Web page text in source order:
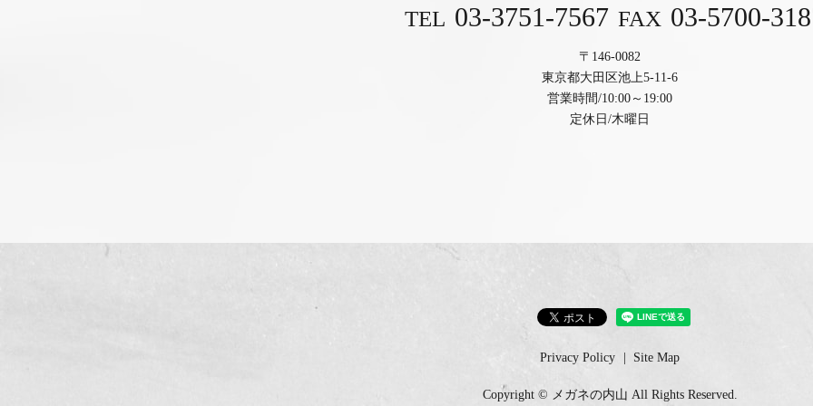
TEL 03-3751-7567 FAX 03-5700-
〒146-0082
東京都大田区池上5-11-6
営業時間/10:00～19:00
定休日/木曜日
Privacy Policy Site Map
Copyright © メガネの内山 All Rights Reserved.